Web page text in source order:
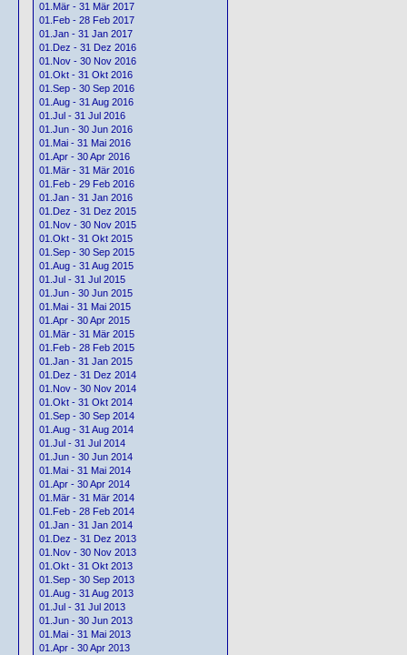
01.Mär - 31 Mär 2017
01.Feb - 28 Feb 2017
01.Jan - 31 Jan 2017
01.Dez - 31 Dez 2016
01.Nov - 30 Nov 2016
01.Okt - 31 Okt 2016
01.Sep - 30 Sep 2016
01.Aug - 31 Aug 2016
01.Jul - 31 Jul 2016
01.Jun - 30 Jun 2016
01.Mai - 31 Mai 2016
01.Apr - 30 Apr 2016
01.Mär - 31 Mär 2016
01.Feb - 29 Feb 2016
01.Jan - 31 Jan 2016
01.Dez - 31 Dez 2015
01.Nov - 30 Nov 2015
01.Okt - 31 Okt 2015
01.Sep - 30 Sep 2015
01.Aug - 31 Aug 2015
01.Jul - 31 Jul 2015
01.Jun - 30 Jun 2015
01.Mai - 31 Mai 2015
01.Apr - 30 Apr 2015
01.Mär - 31 Mär 2015
01.Feb - 28 Feb 2015
01.Jan - 31 Jan 2015
01.Dez - 31 Dez 2014
01.Nov - 30 Nov 2014
01.Okt - 31 Okt 2014
01.Sep - 30 Sep 2014
01.Aug - 31 Aug 2014
01.Jul - 31 Jul 2014
01.Jun - 30 Jun 2014
01.Mai - 31 Mai 2014
01.Apr - 30 Apr 2014
01.Mär - 31 Mär 2014
01.Feb - 28 Feb 2014
01.Jan - 31 Jan 2014
01.Dez - 31 Dez 2013
01.Nov - 30 Nov 2013
01.Okt - 31 Okt 2013
01.Sep - 30 Sep 2013
01.Aug - 31 Aug 2013
01.Jul - 31 Jul 2013
01.Jun - 30 Jun 2013
01.Mai - 31 Mai 2013
01.Apr - 30 Apr 2013